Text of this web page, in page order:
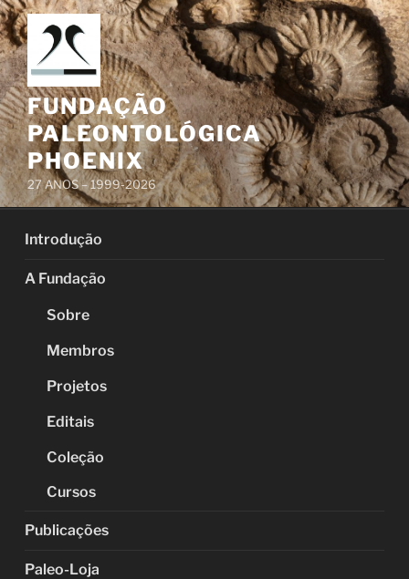
Pular
para
o
conteúdo
FUNDAÇÃO
PALEONTOLÓGICA
PHOENIX
27 ANOS – 1999-2026
Introdução
A Fundação
Sobre
Membros
Projetos
Editais
Coleção
Cursos
Publicações
Paleo-Loja